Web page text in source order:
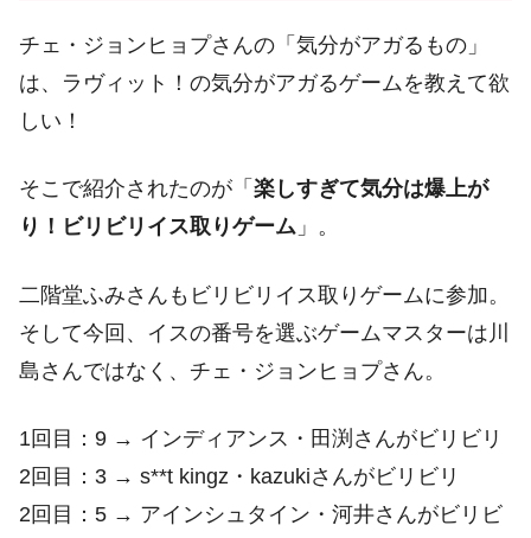
チェ・ジョンヒョプさんの「気分がアガるもの」
は、ラヴィット！の気分がアガるゲームを教えて欲
しい！
そこで紹介されたのが「 楽しすぎて気分は爆上が
り！ビリビリイス取りゲーム 」。
二階堂ふみさんもビリビリイス取りゲームに参加。
そして今回、イスの番号を選ぶゲームマスターは川
島さんではなく、チェ・ジョンヒョプさん。
1回目：9 → インディアンス・田渕さんがビリビリ
2回目：3 → s**t kingz・kazukiさんがビリビリ
2回目：5 → アインシュタイン・河井さんがビリビ